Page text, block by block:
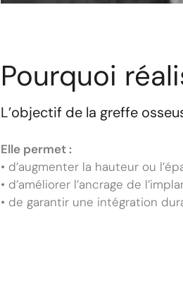
Pourquoi
L’objectif de la greffe
Elle permet :
• d’augmenter la hauteur ou
• d’améliorer l’ancrage de
• de garantir une intégration